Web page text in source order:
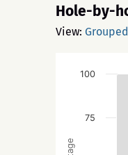
Hole-by-
View:
75
100